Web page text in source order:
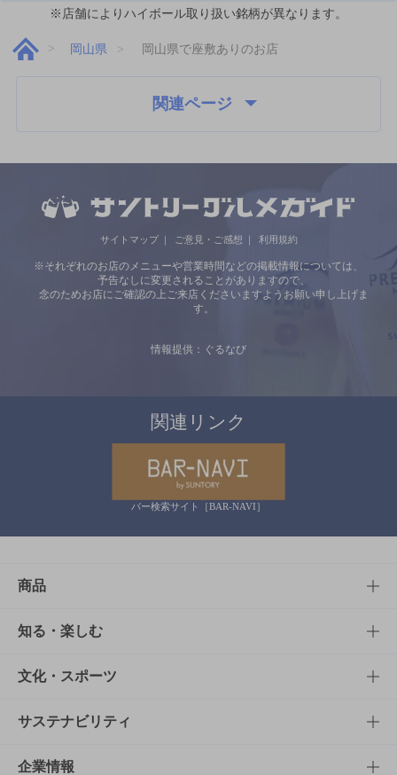
※店舗によりハイボール取り扱い銘柄が異なります。
岡山県 岡山県で座敷ありのお店
関連ページ
サイトマップ ご意見・ご感想 利用規約
※それぞれのお店のメニューや営業時間などの掲載情報については、
予告なしに変更されることがありますので、
念のためお店にご確認の上ご来店くださいますようお願い申し上げま
す。
情報提供：ぐるなび
関連リンク
バー検索サイト［BAR-NAVI］
商品
商品TOP
商品一覧
商品発売情報
栄養成分一覧
知る・楽しむ
知る・楽しむTOP
キャンペーン
工場見学
文化・スポーツ
文化・スポーツTOP
サントリーホール
サステナビリティ
サステナビリティTOP
企業情報